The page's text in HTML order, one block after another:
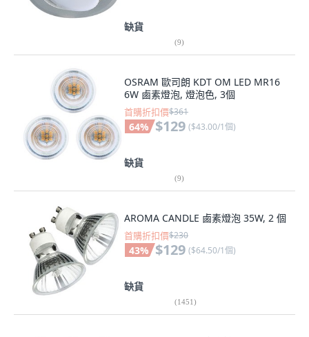
缺貨
(9)
OSRAM 歐司朗 KDT OM LED MR16
6W 鹵素燈泡, 燈泡色, 3個
首購折扣價$361
64% $129 ($43.00/1個)
缺貨
(9)
AROMA CANDLE 鹵素燈泡 35W, 2 個
首購折扣價$230
43% $129 ($64.50/1個)
缺貨
(1451)